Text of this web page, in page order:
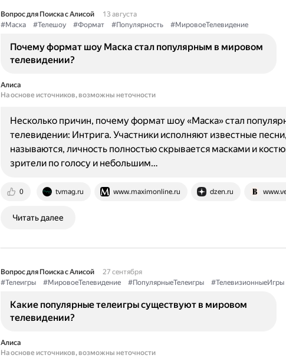
Вопрос для Поиска с Алисой
13 августа
#Маска
#Телешоу #Формат #Популярность #МировоеТелевидение
Почему формат шоу Маска стал популярным в мировом
телевидении?
Алиса
На основе источников, возможны неточности
0 tvmag.ru www.maximonline.ru dzen.ru
Несколько причин, почему формат шоу «Маска» стал
телевидении: Интрига. Участники исполняют известные
называются, личность полностью скрывается масками и
зрители по голосу и небольшим…
Читать далее
Вопрос для Поиска с Алисой
27 сентября
#Телеигры
#МировоеТелевидение #ПопулярныеТелеигры #ТелевизионныеИгры
Какие популярные телеигры существуют в мировом
телевидении?
Алиса
На основе источников, возможны неточности